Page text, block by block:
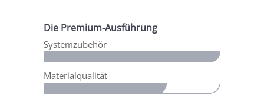
Die Premium-Ausführung
Systemzubehör
Materialqualität